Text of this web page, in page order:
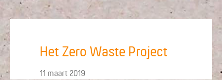
Het Zero Waste Project
11 maart 2019